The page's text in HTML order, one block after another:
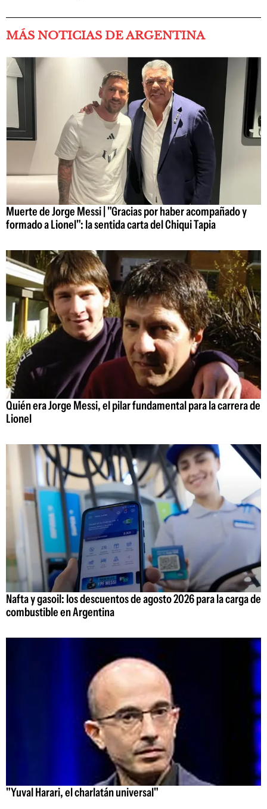
MÁS NOTICIAS DE ARGENTINA
Muerte de Jorge Messi | "Gracias por haber acompañado y
formado a Lionel": la sentida carta del Chiqui Tapia
Quién era Jorge Messi, el pilar fundamental para la carrera de
Lionel
Nafta y gasoil: los descuentos de agosto 2026 para la carga de
combustible en Argentina
"Yuval Harari, el charlatán universal"